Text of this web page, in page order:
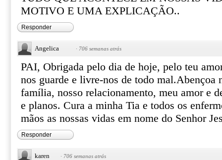
MOTIVO E UMA EXPLICAÇÃO..
Responder
Angelica · 706 semanas atrás
PAI, Obrigada pelo dia de hoje, pelo teu
nos guarde e livre-nos de todo mal.Abençoa
família, nosso relacionamento, meu amor e
e planos. Cura a minha Tia e todos os
mãos as nossas vidas em nome do Senhor
Responder
karen · 706 semanas atrás